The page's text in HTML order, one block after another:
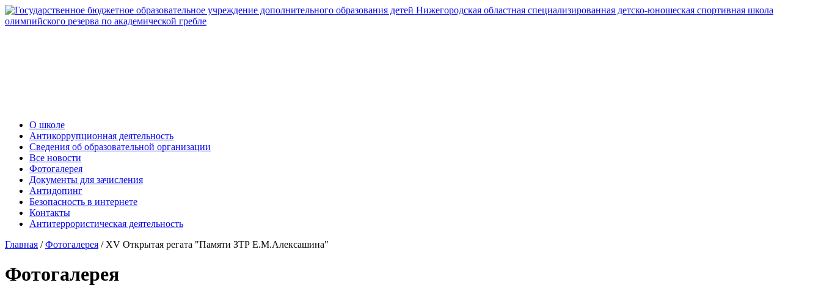
О школе
Антикоррупционная деятельность
Сведения об образовательной организации
Все новости
Фотогалерея
Документы для зачисления
Антидопинг
Безопасность в интернете
Контакты
Антитеррористическая деятельность
Главная /Фотогалерея / XV Открытая регата "Памяти ЗТР Е.М.Алексашина"
Фотогалерея